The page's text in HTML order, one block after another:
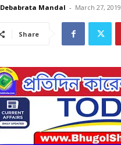
Debabrata Mandal - March 27, 2019
Share